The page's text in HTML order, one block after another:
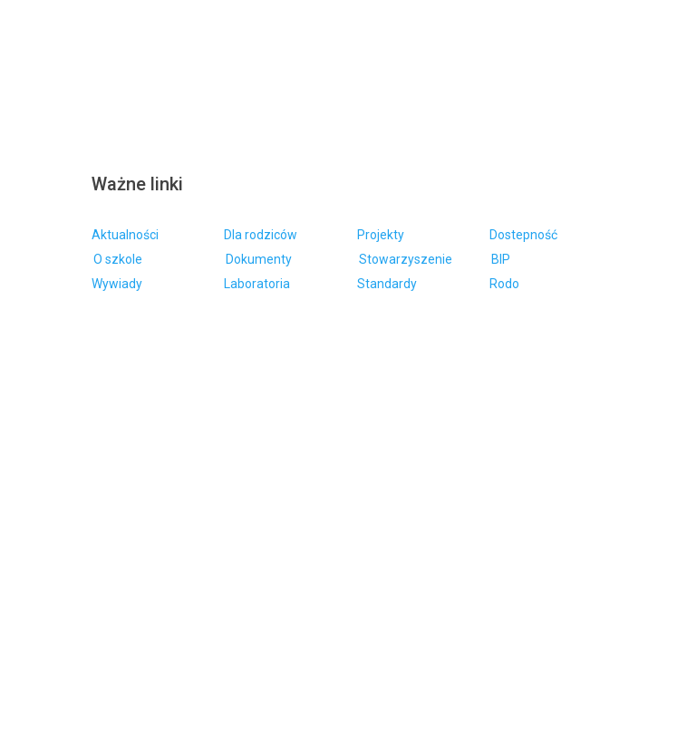
Ważne linki
Aktualności Dla rodziców Projekty
Dostepność
O szkole
Dokumenty Stowarzyszenie
BIP
Wywiady
Laboratoria Standardy Rodo